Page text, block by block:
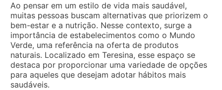
Ao pensar em um estilo de vida mais saudável,
muitas pessoas buscam alternativas que priorizem o
bem-estar e a nutrição. Nesse contexto, surge a
importância de estabelecimentos como o Mundo
Verde, uma referência na oferta de produtos
naturais. Localizado em Teresina, esse espaço se
destaca por proporcionar uma variedade de opções
para aqueles que desejam adotar hábitos mais
saudáveis.